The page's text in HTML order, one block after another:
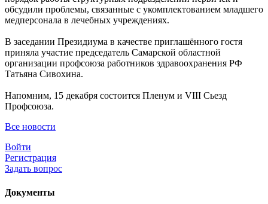
обсудили проблемы, связанные с укомплектованием младшего
медперсонала в лечебных учреждениях.
В заседании Президиума в качестве приглашённого гостя
приняла участие председатель Самарской областной
организации профсоюза работников здравоохранения РФ
Татьяна Сивохина.
Напомним, 15 декабря состоится Пленум и VIII Сьезд
Профсоюза.
Все новости
Войти
Регистрация
Задать вопрос
Документы